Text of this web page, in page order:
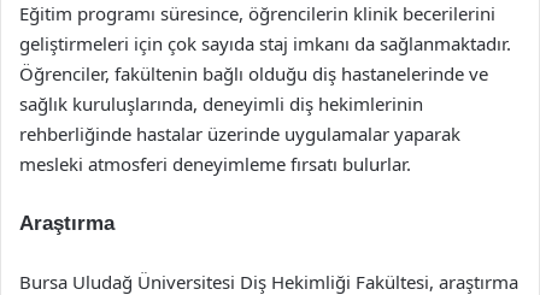
Eğitim programı süresince, öğrencilerin klinik becerilerini
geliştirmeleri için çok sayıda staj imkanı da sağlanmaktadır.
Öğrenciler, fakültenin bağlı olduğu diş hastanelerinde ve
sağlık kuruluşlarında, deneyimli diş hekimlerinin
rehberliğinde hastalar üzerinde uygulamalar yaparak
mesleki atmosferi deneyimleme fırsatı bulurlar.
Araştırma
Bursa Uludağ Üniversitesi Diş Hekimliği Fakültesi, araştırma